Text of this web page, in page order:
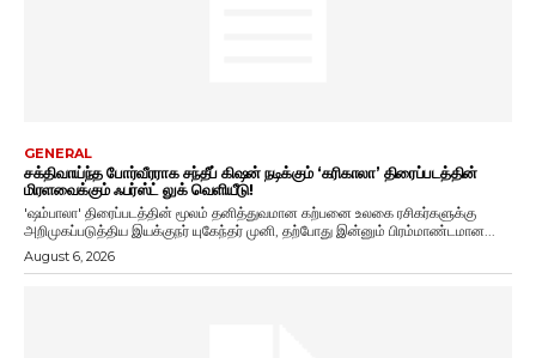
GENERAL
சக்திவாய்ந்த போர்வீரராக சந்தீப் கிஷன் நடிக்கும் ‘கரிகாலா’ திரைப்படத்தின்
மிரளவைக்கும் ஃபர்ஸ்ட் லுக் வெளியீடு!
'ஷம்பாலா' திரைப்படத்தின் மூலம் தனித்துவமான கற்பனை உலகை ரசிகர்களுக்கு
அறிமுகப்படுத்திய இயக்குநர் யுகேந்தர் முனி, தற்போது இன்னும் பிரம்மாண்டமான...
August 6, 2026